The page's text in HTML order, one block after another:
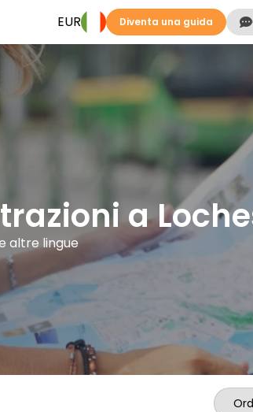
EUR Diventa una guida
a
altre lingue